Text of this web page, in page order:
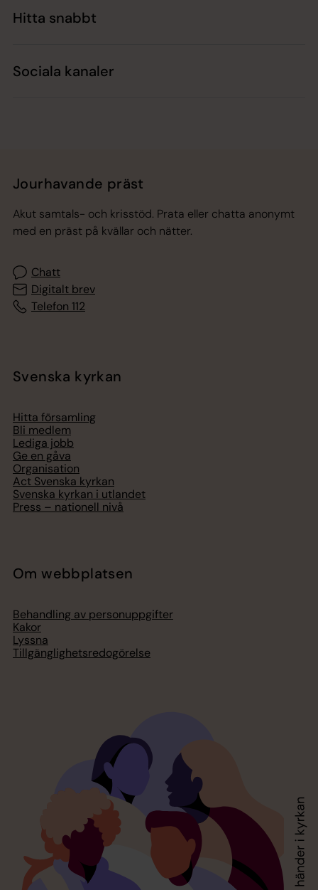
Hitta snabbt
Sociala kanaler
Jourhavande präst
Akut samtals- och krisstöd. Prata eller chatta anonymt
med en präst på kvällar och nätter.
Chatt
Digitalt brev
Telefon 112
Svenska kyrkan
Hitta församling
Bli medlem
Lediga jobb
Ge en gåva
Organisation
Act Svenska kyrkan
Svenska kyrkan i utlandet
Press – nationell nivå
Om webbplatsen
Behandling av personuppgifter
Kakor
Lyssna
Tillgänglighetsredogörelse